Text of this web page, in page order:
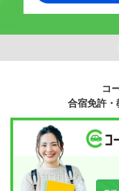
コ
合宿免許